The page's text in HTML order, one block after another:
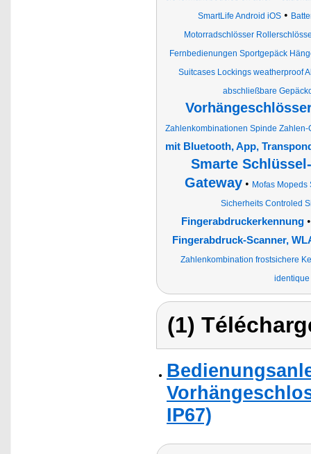
SmartLife Android iOS•
Motorradschlösser
Fernbedienungen Sportgepäck
Suitcases Lockings weatherproof
abschließbare
Zahlenkombinationen Spinde
mit Bluetooth, App,
Smarte
Gateway • Mofas
Sicherheits Controled
Fingerabdruckerkennung
Fingerabdruck-Scanner,
Zahlenkombination frostsichere
(1)
IP67)